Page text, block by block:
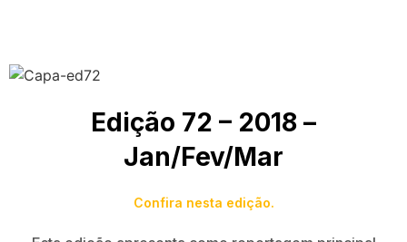
Edição 72 – 2018 –
Jan/Fev/Mar
Confira nesta edição.